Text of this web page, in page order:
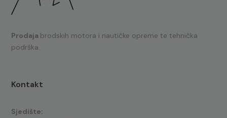
Prodaja brodskih motora i nautičke opreme te tehnička
podrška.
Kontakt
Sjedište: